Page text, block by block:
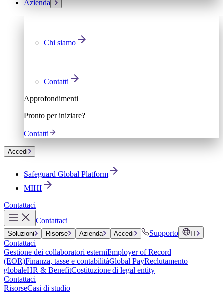
Azienda
Chi siamo
Contatti
Approfondimenti
Pronto per iniziare?
Contatti
Accedi
Safeguard Global Platform
MIHI
Contattaci
Contattaci
Soluzioni Risorse Azienda Accedi Supporto IT
Contattaci
Gestione dei collaboratori esterniEmployer of Record
(EOR)Finanza, tasse e contabilitàGlobal PayReclutamento
globaleHR & BenefitCostituzione di legal entity
Contattaci
RisorseCasi di studio